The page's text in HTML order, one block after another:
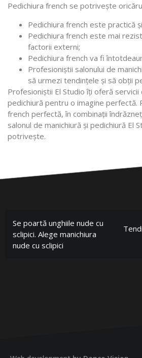
Pedichiura french se potrivește
Pedichiura french este practică
Pedichiura french este mai
factorii externi;
Pedichiura french va fi
Profesioniștii salonului de
să urmezi tendințele și să obții
Profesioniștii El Studio îți oferă servicii
pedichiură pentru o imagine perfectă.
french perfectă, în combinații
salonul de manichiură și pedichiură El
potrivește.
Se poartă unghiile nude cu
sclipici. Alege manichiura
nude cu sclipici